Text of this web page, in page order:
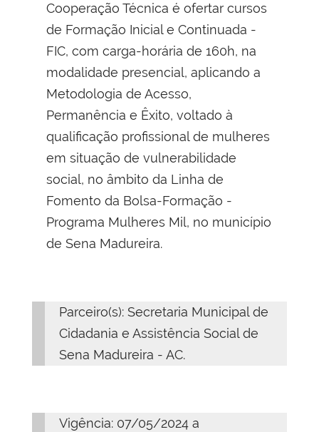
Cooperação Técnica é ofertar cursos
de Formação Inicial e Continuada -
FIC, com carga-horária de 160h, na
modalidade presencial, aplicando a
Metodologia de Acesso,
Permanência e Êxito, voltado à
qualificação profissional de mulheres
em situação de vulnerabilidade
social, no âmbito da Linha de
Fomento da Bolsa-Formação -
Programa Mulheres Mil, no município
de Sena Madureira.
Parceiro(s): Secretaria Municipal de
Cidadania e Assistência Social de
Sena Madureira - AC.
Vigência: 07/05/2024 a